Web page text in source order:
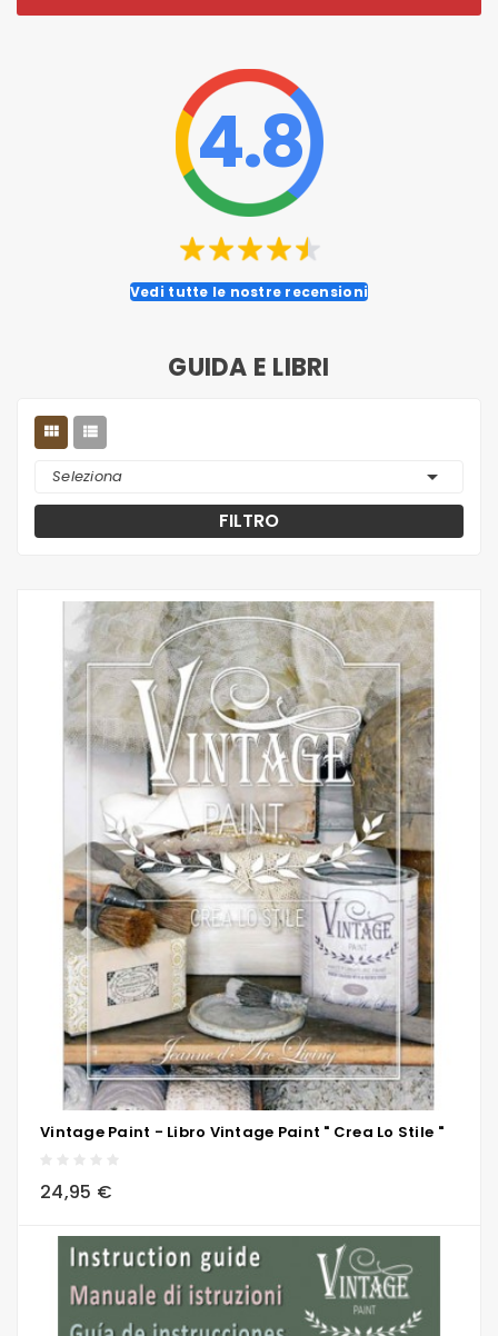
4.8
Vedi tutte le nostre recensioni
GUIDA E LIBRI
 
Seleziona 
FILTRO
Vintage Paint - Libro Vintage Paint " Crea Lo Stile "
24,95 €
local_grocery_store visibility